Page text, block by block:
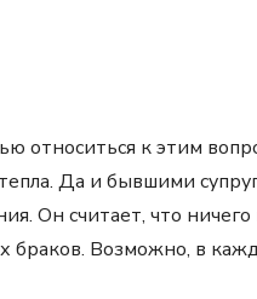
относиться к этим
Да и бывшими
Он считает, что ничего
браков. Возможно, в